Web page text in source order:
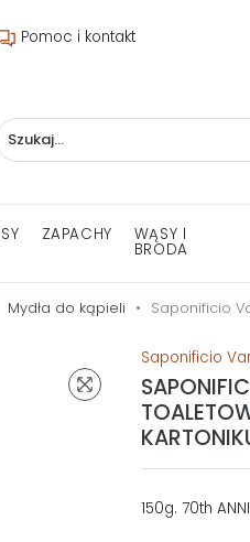
Pomoc i kontakt
ZAPACHY WĄSY I
BRODA
Mydła do kąpieli Saponificio
Saponificio
150g. 70th